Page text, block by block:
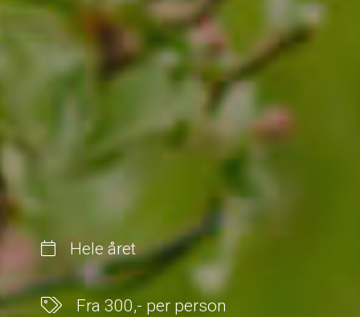
Hele året
Fra 300,- per person